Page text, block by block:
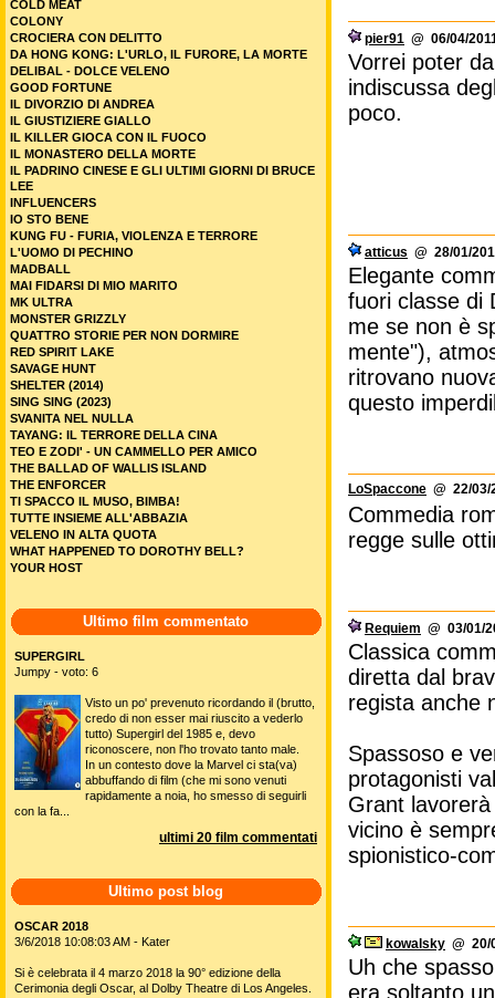
pier91 @ 06/04/
Vorrei poter
indiscussa
poco.
atticus @ 28/01/
Elegante
fuori classe di
me se non è
mente"),
ritrovano
questo
LoSpaccone @ 22/03/
Commedia
regge sulle
Requiem @ 03/01/
Classica
diretta dal
regista anche
Spassoso e
protagonisti
Grant
vicino è
spionistico-
kowalsky @ 20/
Uh che
era soltanto
COLD MEAT
COLONY
CROCIERA CON DELITTO
DA HONG KONG: L'URLO, IL FURORE, LA MORTE
DELIBAL - DOLCE VELENO
GOOD FORTUNE
IL DIVORZIO DI ANDREA
IL GIUSTIZIERE GIALLO
IL KILLER GIOCA CON IL FUOCO
IL MONASTERO DELLA MORTE
IL PADRINO CINESE E GLI ULTIMI GIORNI DI BRUCE
LEE
INFLUENCERS
IO STO BENE
KUNG FU - FURIA, VIOLENZA E TERRORE
L'UOMO DI PECHINO
MADBALL
MAI FIDARSI DI MIO MARITO
MK ULTRA
MONSTER GRIZZLY
QUATTRO STORIE PER NON DORMIRE
RED SPIRIT LAKE
SAVAGE HUNT
SHELTER (2014)
SING SING (2023)
SVANITA NEL NULLA
TAYANG: IL TERRORE DELLA CINA
TEO E ZODI' - UN CAMMELLO PER AMICO
THE BALLAD OF WALLIS ISLAND
THE ENFORCER
TI SPACCO IL MUSO, BIMBA!
TUTTE INSIEME ALL'ABBAZIA
VELENO IN ALTA QUOTA
WHAT HAPPENED TO DOROTHY BELL?
YOUR HOST
Ultimo film commentato
SUPERGIRL
Jumpy - voto: 6
Visto un po' prevenuto ricordando il (brutto,
credo di non esser mai riuscito a vederlo
tutto) Supergirl del 1985 e, devo
riconoscere, non l'ho trovato tanto male.
In un contesto dove la Marvel ci sta(va)
abbuffando di film (che mi sono venuti
rapidamente a noia, ho smesso di seguirli
con la fa...
ultimi 20 film commentati
Ultimo post blog
OSCAR 2018
3/6/2018 10:08:03 AM - Kater
Si è celebrata il 4 marzo 2018 la 90° edizione della
Cerimonia degli Oscar, al Dolby Theatre di Los Angeles.